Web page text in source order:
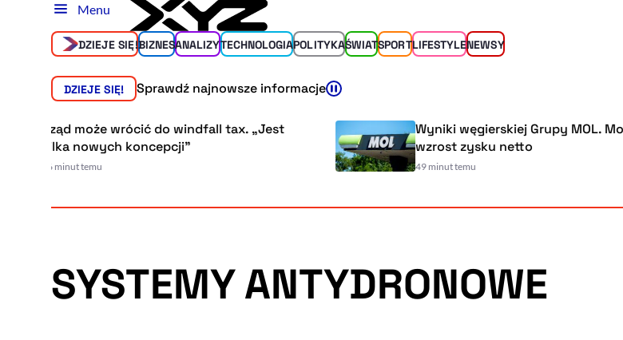
Menu
DZIEJE SIĘ!BIZNESANALIZYTECHNOLOGIAPOLITYKAŚWIATSPORTLIFESTYLENEWSY
DZIEJE SIĘ! Sprawdź najnowsze informacje
Rząd może wrócić do windfall tax. „Jest
kilka nowych koncepcji”
26 minut temu
Wyniki węgierskiej Grupy MOL. Mocny
wzrost zysku netto
49 minut temu
SYSTEMY ANTYDRONOWE